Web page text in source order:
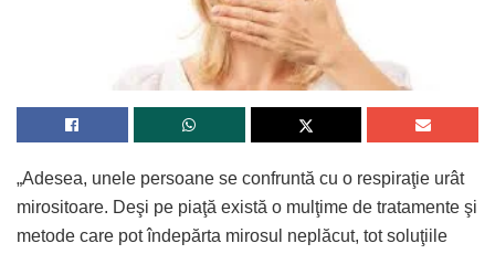
„Adesea, unele persoane se confruntă cu o respiraţie urât
mirositoare. Deşi pe piaţă există o mulţime de tratamente şi
metode care pot îndepărta mirosul neplăcut, tot soluţiile